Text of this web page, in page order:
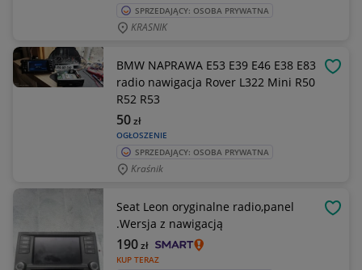
SPRZEDAJĄCY: OSOBA PRYWATNA
KRASNIK
BMW NAPRAWA E53 E39 E46 E38 E83
radio nawigacja Rover L322 Mini R50
R52 R53
OGŁOSZENIE
50zł
SPRZEDAJĄCY: OSOBA PRYWATNA
Kraśnik
Seat Leon oryginalne radio,panel
.Wersja z nawigacją
KUP TERAZ
190zł